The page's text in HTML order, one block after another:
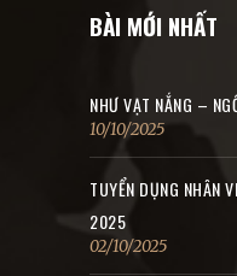
BÀI MỚI NHẤT
NHƯ VẠT NẮNG –
10/10/2025
TUYỂN DỤNG NHÂN
2025
02/10/2025